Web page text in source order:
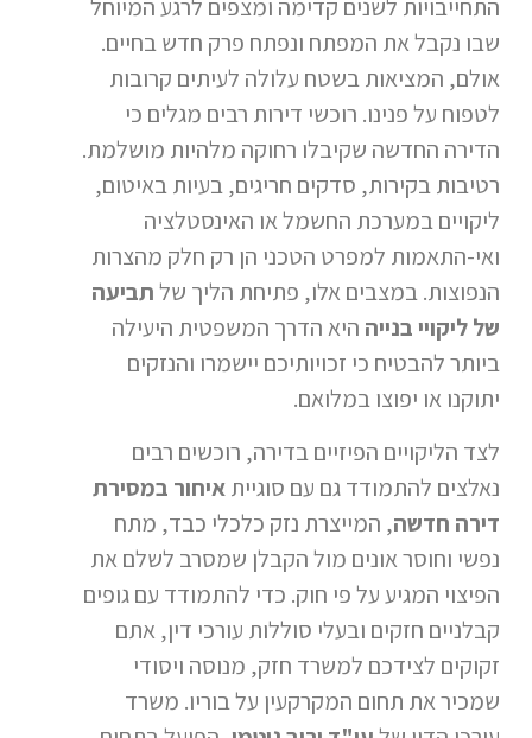
התחייבויות לשנים קדימה ומצפים לרגע המיוחל
שבו נקבל את המפתח ונפתח פרק חדש בחיים.
אולם, המציאות בשטח עלולה לעיתים קרובות
לטפוח על פנינו. רוכשי דירות רבים מגלים כי
הדירה החדשה שקיבלו רחוקה מלהיות מושלמת.
רטיבות בקירות, סדקים חריגים, בעיות באיטום,
ליקויים במערכת החשמל או האינסטלציה
ואי-התאמות למפרט הטכני הן רק חלק מהצרות
הנפוצות. במצבים אלו, פתיחת הליך שלתביעה
של ליקויי בנייה היא הדרך המשפטית היעילה
ביותר להבטיח כי זכויותיכם יישמרו והנזקים
יתוקנו או יפוצו במלואם.
לצד הליקויים הפיזיים בדירה, רוכשים רבים
נאלצים להתמודד גם עם סוגייתאיחור במסירת
דירה חדשה, המייצרת נזק כלכלי כבד, מתח
נפשי וחוסר אונים מול הקבלן שמסרב לשלם את
הפיצוי המגיע על פי חוק. כדי להתמודד עם גופים
קבלניים חזקים ובעלי סוללות עורכי דין, אתם
זקוקים לצידכם למשרד חזק, מנוסה ויסודי
שמכיר את תחום המקרקעין על בוריו. משרד